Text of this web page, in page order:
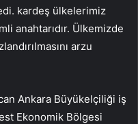
kardeş ülkelerimiz
anahtarıdır. Ülkemizde
arzu
Ankara Büyükelçiliği iş
Ekonomik Bölgesi